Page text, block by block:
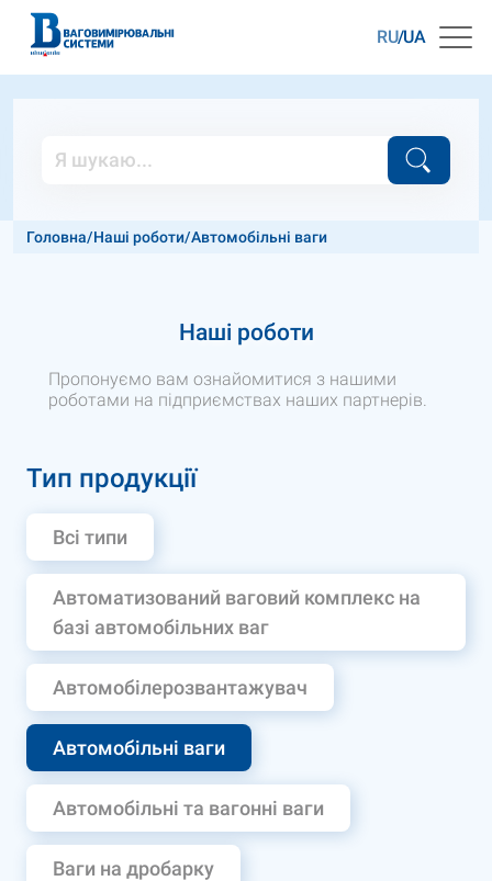
RU UA
Головна/Наші роботи/Автомобільні ваги
Наші роботи
Пропонуємо вам ознайомитися з нашими
роботами на підприємствах наших партнерів.
Тип продукції
Всі типи
Автоматизований ваговий комплекс на
базі автомобільних ваг
Автомобілерозвантажувач
Автомобільні ваги
Автомобільні та вагонні ваги
Ваги на дробарку